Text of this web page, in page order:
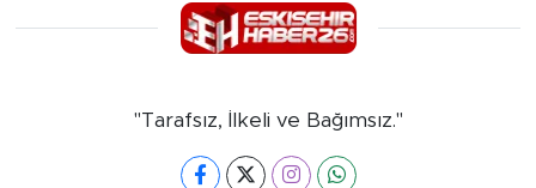
"Tarafsız, İlkeli ve Bağımsız."